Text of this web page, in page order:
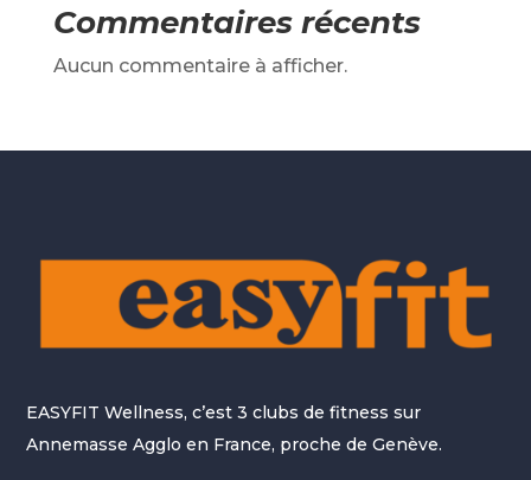
Commentaires récents
Aucun commentaire à afficher.
EASYFIT Wellness, c’est 3 clubs de fitness sur
Annemasse Agglo en France, proche de Genève.